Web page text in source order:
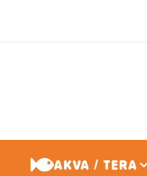
AKVA / TERA